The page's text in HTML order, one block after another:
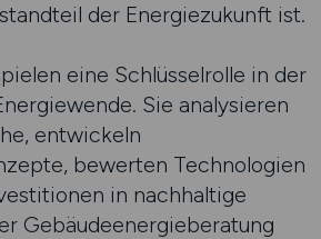
der Energiezukunft ist.
eine Schlüsselrolle in der
Sie analysieren
entwickeln
bewerten Technologien
in nachhaltige
Gebäudeenergieberatung